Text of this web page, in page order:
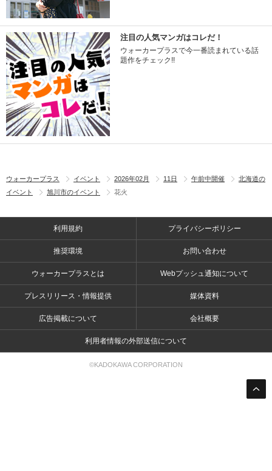
注目の人気マンガはコレだ！
ウォーカープラスで今一番読まれている話
題作をチェック!!
ウォーカープラス イベント 2026年02月 11日 午前中開催
北海道の
イベント
旭川市のイベント 花火
利用規約 プライバシーポリシー
推奨環境 お問い合わせ
ウォーカープラスとは Webプッシュ通知について
プレスリリース・情報提供 媒体資料
広告掲載について 会社概要
利用者情報の外部送信について
©KADOKAWA CORPORATION